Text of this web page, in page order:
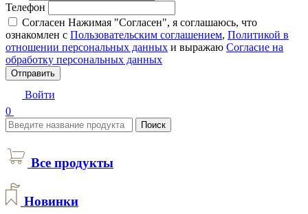
Телефон
Согласен Нажимая "Согласен", я соглашаюсь, что
ознакомлен с Пользовательским соглашением, Политикой в
отношении персональных данных и выражаю Согласие на
обработку персональных данных
Отправить
Войти
0
Поиск
Все продукты
Новинки